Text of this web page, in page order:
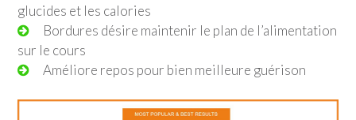
glucides et les calories
Bordures désire maintenir le plan de l’alimentation
sur le cours
Améliore repos pour bien meilleure guérison